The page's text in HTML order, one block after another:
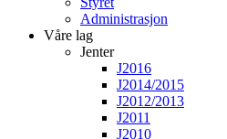
Administrasjon
Våre lag
Jenter
J2016
J2014/2015
J2012/2013
J2011
J2010